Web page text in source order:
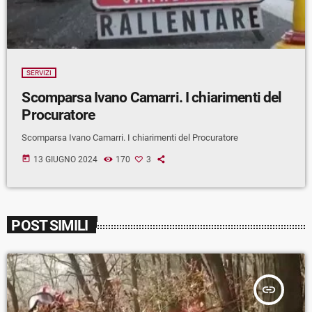
SERVIZI
Scomparsa Ivano Camarri. I chiarimenti del
Procuratore
Scomparsa Ivano Camarri. I chiarimenti del Procuratore
today 13 GIUGNO 2024 170 3
POST SIMILI
insert_link